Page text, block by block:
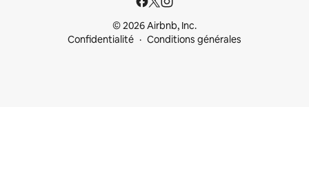
© 2026 Airbnb, Inc.
Confidentialité
Conditions générales